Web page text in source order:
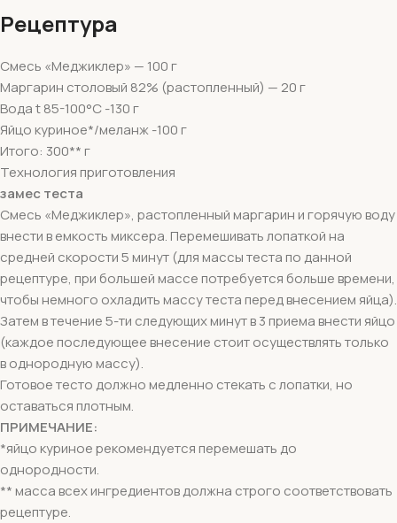
Рецептура
Смесь «Меджиклер» — 100 г
Маргарин столовый 82% (растопленный) — 20 г
Вода t 85-100°С -130 г
Яйцо куриное*/меланж -100 г
Итого: 300** г
Технология приготовления
замес теста
Смесь «Меджиклер», растопленный маргарин и горячую воду
внести в емкость миксера. Перемешивать лопаткой на
средней скорости 5 минут (для массы теста по данной
рецептуре, при большей массе потребуется больше времени,
чтобы немного охладить массу теста перед внесением яйца).
Затем в течение 5-ти следующих минут в 3 приема внести яйцо
(каждое последующее внесение стоит осуществлять только
в однородную массу).
Готовое тесто должно медленно стекать с лопатки, но
оставаться плотным.
ПРИМЕЧАНИЕ:
*яйцо куриное рекомендуется перемешать до
однородности.
** масса всех ингредиентов должна строго соответствовать
рецептуре.